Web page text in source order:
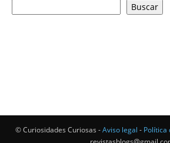
Buscar
© Curiosidades Curiosas -Aviso legal - Política